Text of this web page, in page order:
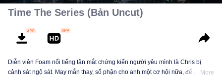
Time The Series (Bản Uncut)
Diễn viên Foam nổi tiếng tận mắt chứng kiến người yêu mình là Chris bị
cảnh sát ngộ sát. May mắn thay, số phận cho anh một cơ hội nữa, để anh trở
More